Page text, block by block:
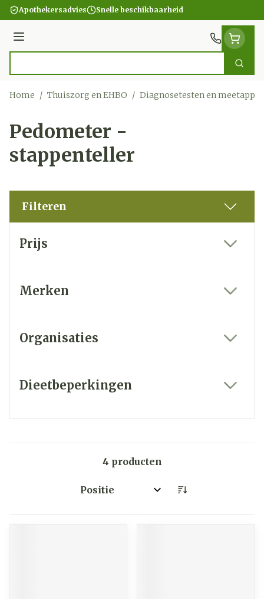
Ga naar de inhoud
Apothekersadvies Snelle beschikbaarheid
Menu
Zoek
Home / Thuiszorg en EHBO / Diagnosetesten en
Pedometer -
stappenteller
Filteren
Prijs
Merken
Organisaties
Dieetbeperkingen
4 producten
Sorteer op: